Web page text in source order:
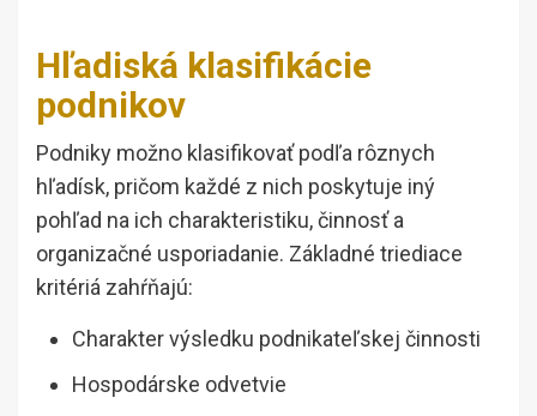
Hľadiská klasifikácie
podnikov
Podniky možno klasifikovať podľa rôznych
hľadísk, pričom každé z nich poskytuje iný
pohľad na ich charakteristiku, činnosť a
organizačné usporiadanie. Základné triediace
kritériá zahŕňajú:
Charakter výsledku podnikateľskej činnosti
Hospodárske odvetvie